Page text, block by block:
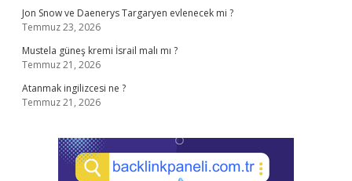
Jon Snow ve Daenerys Targaryen evlenecek mi ?
Temmuz 23, 2026
Mustela güneş kremi İsrail malı mı ?
Temmuz 21, 2026
Atanmak ingilizcesi ne ?
Temmuz 21, 2026